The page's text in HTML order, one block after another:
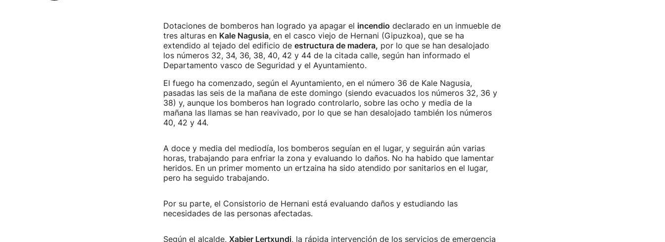
Dotaciones de bomberos han logrado ya apagar el incendio declarado en un inmueble de
tres alturas en Kale Nagusia, en el casco viejo de Hernani (Gipuzkoa), que se ha
extendido al tejado del edificio de estructura de madera, por lo que se han desalojado
los números 32, 34, 36, 38, 40, 42 y 44 de la citada calle, según han informado el
Departamento vasco de Seguridad y el Ayuntamiento.
El fuego ha comenzado, según el Ayuntamiento, en el número 36 de Kale Nagusia,
pasadas las seis de la mañana de este domingo (siendo evacuados los números 32, 36 y
38) y, aunque los bomberos han logrado controlarlo, sobre las ocho y media de la
mañana las llamas se han reavivado, por lo que se han desalojado también los números
40, 42 y 44.
A doce y media del mediodía, los bomberos seguían en el lugar, y seguirán aún varias
horas, trabajando para enfriar la zona y evaluando lo daños. No ha habido que lamentar
heridos. En un primer momento un ertzaina ha sido atendido por sanitarios en el lugar,
pero ha seguido trabajando.
Por su parte, el Consistorio de Hernani está evaluando daños y estudiando las
necesidades de las personas afectadas.
Según el alcalde, Xabier Lertxundi, la rápida intervención de los servicios de emergencia